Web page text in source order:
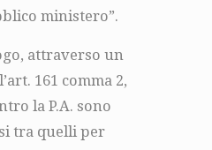
ministero”.
attraverso un
161 comma 2,
la P.A. sono
tra quelli per